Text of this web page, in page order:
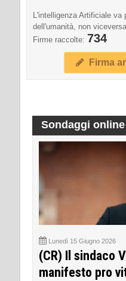
L'intelligenza Artificiale va
dell'umanità, non
Firme raccolte: 734
Firma
Sondaggi online
Lunedì 15 Giugno 2026
(CR) Il sindaco
manifesto pro